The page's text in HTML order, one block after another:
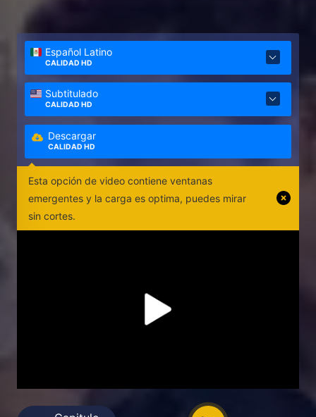
Español Latino
CALIDAD HD
Subtitulado
CALIDAD HD
Descargar
CALIDAD HD
Esta opción de video contiene ventanas
emergentes y la carga es optima, puedes mirar
sin cortes.